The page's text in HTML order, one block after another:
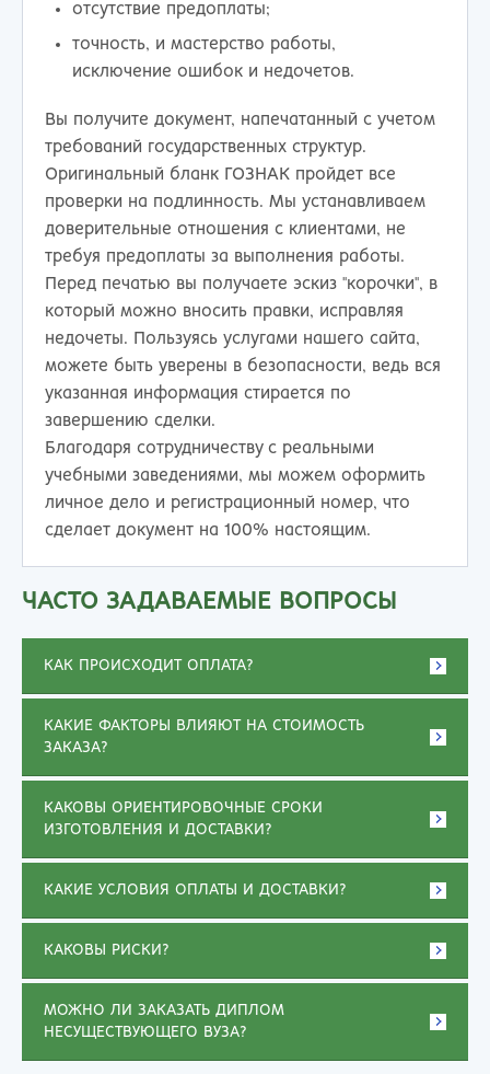
отсутствие предоплаты;
точность, и мастерство работы,
исключение ошибок и недочетов.
Вы получите документ, напечатанный с учетом
требований государственных структур.
Оригинальный бланк ГОЗНАК пройдет все
проверки на подлинность. Мы устанавливаем
доверительные отношения с клиентами, не
требуя предоплаты за выполнения работы.
Перед печатью вы получаете эскиз "корочки", в
который можно вносить правки, исправляя
недочеты. Пользуясь услугами нашего сайта,
можете быть уверены в безопасности, ведь вся
указанная информация стирается по
завершению сделки.
Благодаря сотрудничеству с реальными
учебными заведениями, мы можем оформить
личное дело и регистрационный номер, что
сделает документ на 100% настоящим.
ЧАСТО ЗАДАВАЕМЫЕ ВОПРОСЫ
КАК ПРОИСХОДИТ ОПЛАТА?
КАКИЕ ФАКТОРЫ ВЛИЯЮТ НА СТОИМОСТЬ
ЗАКАЗА?
КАКОВЫ ОРИЕНТИРОВОЧНЫЕ СРОКИ
ИЗГОТОВЛЕНИЯ И ДОСТАВКИ?
КАКИЕ УСЛОВИЯ ОПЛАТЫ И ДОСТАВКИ?
КАКОВЫ РИСКИ?
МОЖНО ЛИ ЗАКАЗАТЬ ДИПЛОМ
НЕСУЩЕСТВУЮЩЕГО ВУЗА?